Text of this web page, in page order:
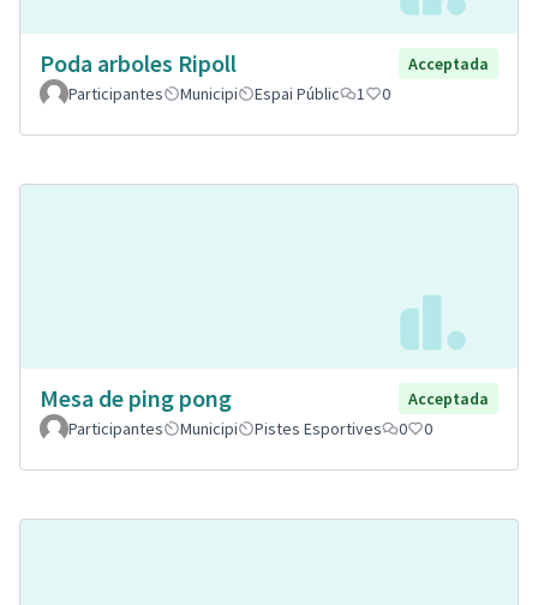
Poda arboles Ripoll
Acceptada
Participantes
Municipi Espai Públic 1 0
Mesa de ping pong
Acceptada
Participantes
Municipi Pistes Esportives 0 0